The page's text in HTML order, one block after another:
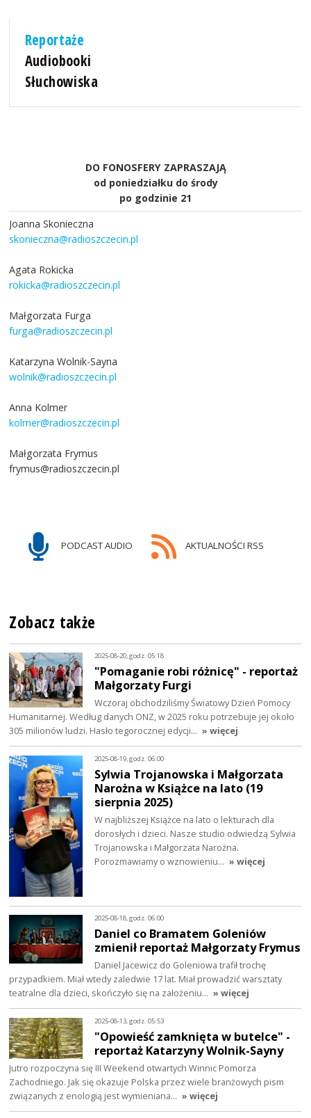
Reportaże
Audiobooki
Słuchowiska
DO FONOSFERY ZAPRASZAJĄ
od poniedziałku do środy
po godzinie 21
Joanna Skonieczna
skonieczna@radioszczecin.pl
Agata Rokicka
rokicka@radioszczecin.pl
Małgorzata Furga
furga@radioszczecin.pl
Katarzyna Wolnik-Sayna
wolnik@radioszczecin.pl
Anna Kolmer
kolmer@radioszczecin.pl
Małgorzata Frymus
frymus@radioszczecin.pl
PODCAST AUDIO AKTUALNOŚCI RSS
Zobacz także
2025-08-20, godz. 05:18
"Pomaganie robi różnicę" - reportaż
Małgorzaty Furgi
Wczoraj obchodziliśmy Światowy Dzień Pomocy
Humanitarnej. Według danych ONZ, w 2025 roku potrzebuje jej około
305 milionów ludzi. Hasło tegorocznej edycji… » więcej
2025-08-19, godz. 06:00
Sylwia Trojanowska i Małgorzata
Narożna w Książce na lato (19
sierpnia 2025)
W najbliższej Książce na lato o lekturach dla
dorosłych i dzieci. Nasze studio odwiedzą Sylwia
Trojanowska i Małgorzata Narożna.
Porozmawiamy o wznowieniu… » więcej
2025-08-18, godz. 06:00
Daniel co Bramatem Goleniów
zmienił reportaż Małgorzaty Frymus
Daniel Jacewicz do Goleniowa trafił trochę
przypadkiem. Miał wtedy zaledwie 17 lat. Miał prowadzić warsztaty
teatralne dla dzieci, skończyło się na założeniu… » więcej
2025-08-13, godz. 05:53
"Opowieść zamknięta w butelce" -
reportaż Katarzyny Wolnik-Sayny
Jutro rozpoczyna się III Weekend otwartych Winnic Pomorza
Zachodniego. Jak się okazuje Polska przez wiele branżowych pism
związanych z enologią jest wymieniana… » więcej